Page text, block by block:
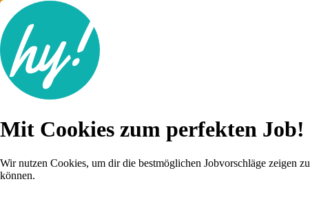
Lebenslauf
Mit Cookies zum perfekten Job!
Wir nutzen Cookies, um dir die bestmöglichen Jobvorschläge zeigen zu
können.